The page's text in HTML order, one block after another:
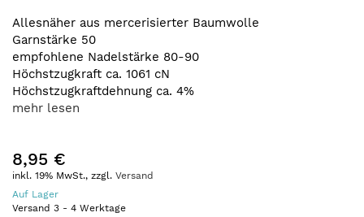
springen
Allesnäher aus mercerisierter Baumwolle
Garnstärke 50
empfohlene Nadelstärke 80-90
Höchstzugkraft ca. 1061 cN
Höchstzugkraftdehnung ca. 4%
mehr lesen
8,95 €
inkl. 19% MwSt., zzgl. Versand
Auf Lager
Versand 3 - 4 Werktage